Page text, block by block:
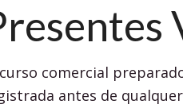
comercial
antes de